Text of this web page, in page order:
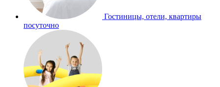
Гостиницы, отели, квартиры
посуточно